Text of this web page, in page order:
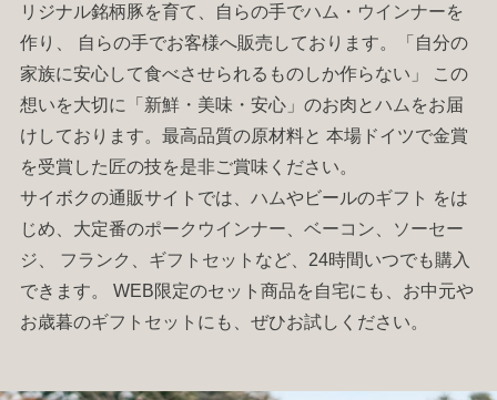
リジナル銘柄豚を育て、自らの手でハム ・ ウインナーを
作り、 自らの手でお客様へ販売しております。「自分の
家族に安心して食べさせられるものしか作らない」 この
想いを大切に「新鮮・美味・安心」のお肉とハム をお届
けしております。最高品質の原材料と 本場ドイツで金賞
を受賞した匠の技を是非ご賞味ください。
サイボクの通販サイトでは、 ハムやビールのギフト をは
じめ、大定番のポークウインナー ベーコン
ソーセー
ジ
フランク ギフトセット など、24時間いつでも購入
できます。 WEB限定のセット商品を自宅にも、お中元や
お歳暮のギフトセット にも、ぜひお試しください。